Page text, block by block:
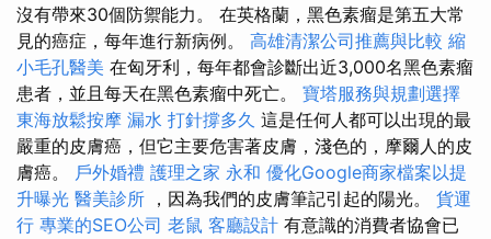
沒有帶來30個防禦能力。 在英格蘭，黑色素瘤是第五大常
見的癌症，每年進行新病例。 高雄清潔公司推薦與比較 縮
小毛孔醫美 在匈牙利，每年都會診斷出近3,000名黑色素瘤
患者，並且每天在黑色素瘤中死亡。 寶塔服務與規劃選擇
東海放鬆按摩 漏水 打針撐多久 這是任何人都可以出現的最
嚴重的皮膚癌，但它主要危害著皮膚，淺色的，摩爾人的皮
膚癌。 戶外婚禮 護理之家 永和 優化Google商家檔案以提
升曝光 醫美診所 ，因為我們的皮膚筆記引起的陽光。 貨運
行 專業的SEO公司 老鼠 客廳設計 有意識的消費者協會已